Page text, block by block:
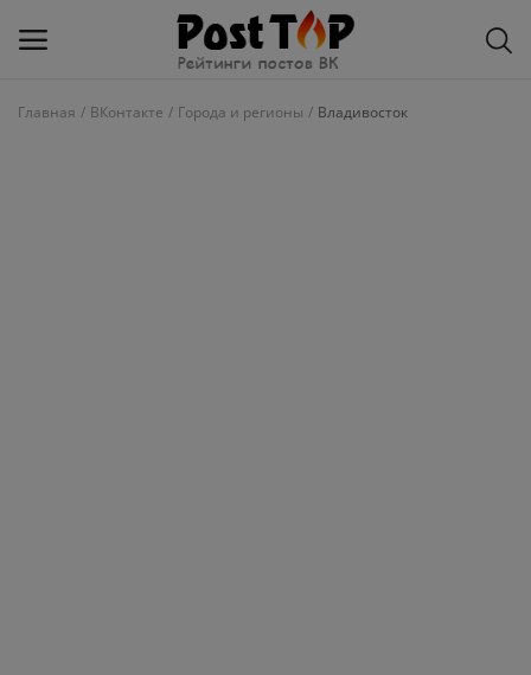
Главная ВКонтакте Города и регионы Владивосток